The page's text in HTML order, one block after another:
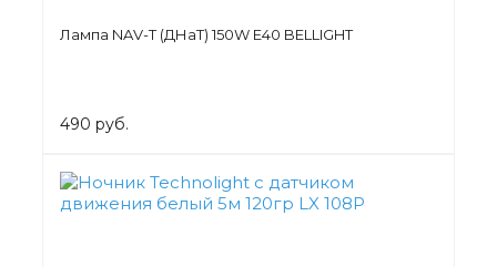
Лампа NAV-T (ДНаТ) 150W E40 BELLIGHT
490 руб.